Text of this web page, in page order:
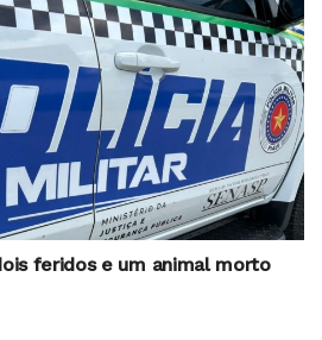
feridos e um animal morto